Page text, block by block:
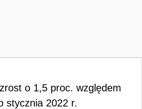
o 1,5 proc. względem
stycznia 2022 r.